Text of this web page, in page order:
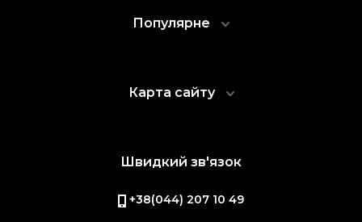
Популярне
Карта сайту
Швидкий зв'язок
+38(044) 207 10 49